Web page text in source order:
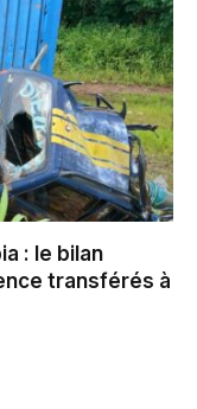
: le bilan
transférés à